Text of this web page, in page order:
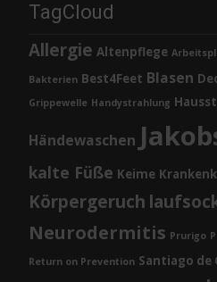
TagCloud
Allergie Altenpflege
Bakterien Best4Feet Blasen
Grippewelle Handystrahlung
Händewaschen
kalte Füße Keime
Körpergeruch
Neurodermitis Prurigo
Return on Prevention Santiago de